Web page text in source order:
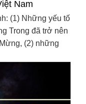
Nam
(1) Những yếu tố
Trong đã trở nên
(2) những